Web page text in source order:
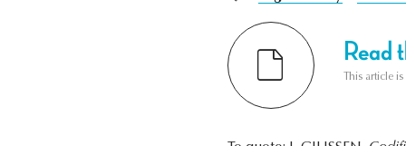
Read
This article